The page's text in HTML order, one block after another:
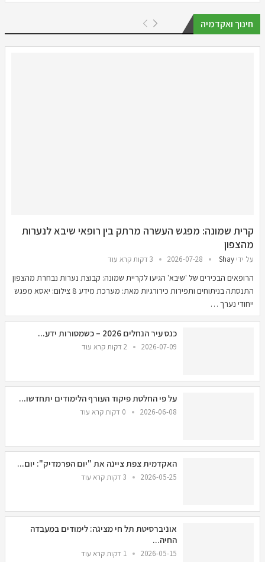
חינוך ואקדמיה
קרית שמונה: מפגש העשרה מרתק בין רופאי שיבא לנערות
מהצפון
על ידי Shay
2026-07-28 3 דקות קרא עוד
הרופאים הבכירים של 'שיבא' הגיעו לקריית שמונה: קבוצת נערות נבחרת מהצפון
התנסתה בניתוחים ותפירות כירורגיות מאת: מערכת מידע 8 צילום: יאסא מפגש
ייחודי נערך …
כנס עיר הנחלים 2026 – כשמסורות ידע...
2026-07-09 2 דקות קרא עוד
על פי החלטת פיקוד העורף הלימודים יתחדשו...
2026-06-08 0 דקות קרא עוד
האקדמית צפת ציינה את "יום הפרמדיק": יום...
2026-05-25 3 דקות קרא עוד
אוניברסיטת תל חי מציגה: לימודים במעבדה
החיה...
2026-05-15 1 דקות קרא עוד